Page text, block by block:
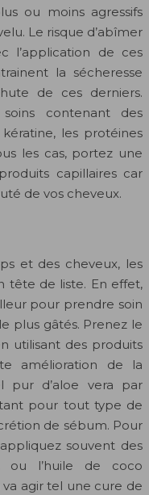
ou moins agressifs
Le risque d’abîmer
l’application de ces
la sécheresse
de ces derniers.
contenant des
les protéines
les cas, portez une
capillaires car
de vos cheveux.
et des cheveux, les
tête de liste. En effet,
pour prendre soin
plus gâtés. Prenez le
utilisant des produits
amélioration de la
pur d’aloe vera par
pour tout type de
de sébum. Pour
souvent des
ou l’huile de coco
agir tel une cure de